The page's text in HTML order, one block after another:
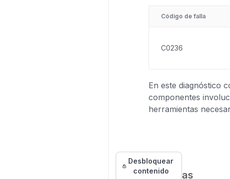
Código de falla
C0236
En este diagnóstico
componentes
herramientas
Síntomas
Desbloquear
contenido